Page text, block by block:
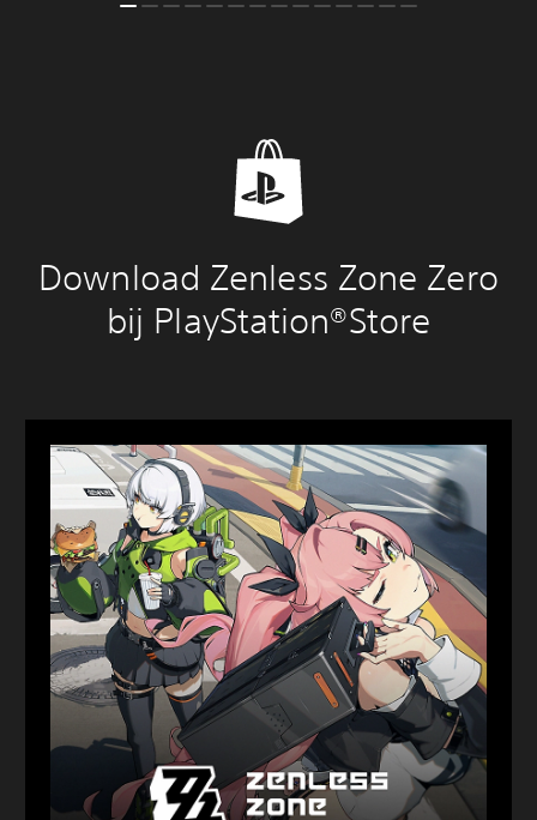
Download Zenless Zone Zero
bij PlayStation®Store